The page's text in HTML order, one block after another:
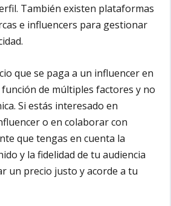
También existen plataformas
e influencers para gestionar
que se paga a un influencer en
de múltiples factores y no
Si estás interesado en
o en colaborar con
que tengas en cuenta la
y la fidelidad de tu audiencia
un precio justo y acorde a tu